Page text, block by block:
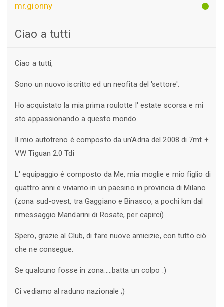
mr.gionny
Ciao a tutti
Ciao a tutti,
Sono un nuovo iscritto ed un neofita del 'settore'.
Ho acquistato la mia prima roulotte l' estate scorsa e mi
sto appassionando a questo mondo.
Il mio autotreno è composto da un'Adria del 2008 di 7mt +
VW Tiguan 2.0 Tdi
L' equipaggio é composto da Me, mia moglie e mio figlio di
quattro anni e viviamo in un paesino in provincia di Milano
(zona sud-ovest, tra Gaggiano e Binasco, a pochi km dal
rimessaggio Mandarini di Rosate, per capirci)
Spero, grazie al Club, di fare nuove amicizie, con tutto ciò
che ne consegue.
Se qualcuno fosse in zona.....batta un colpo :)
Ci vediamo al raduno nazionale ;)